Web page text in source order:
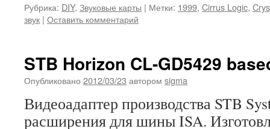
Рубрика: DIY, Звуковые карты | Метки: 1999, Cirrus Logic,
звук | Оставить комментарий
STB Horizon CL-GD5429
Опубликовано 2012/03/23 автором sigma
Видеоадаптер производства STB
расширения для шины ISA.